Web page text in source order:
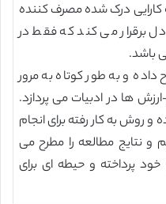
کارایی درک شده مصرف کننده
برقرار می کند که فقط در
باشد.
و به طور کوتاه به مرور
ها در ادبیات می پردازد.
روش به کار رفته برای انجام
و نتایج مطالعه را مطرح می
پرداخته و حیطه ای برای